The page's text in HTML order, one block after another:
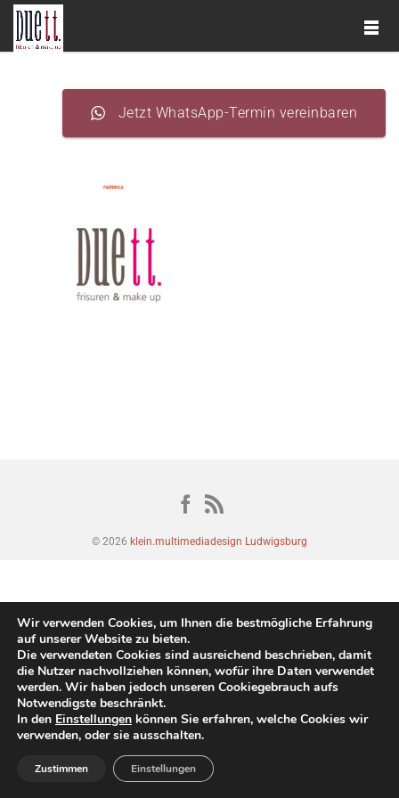
© 2026 klein.multimediadesign Ludwigsburg
Wir verwenden Cookies, um Ihnen die bestmögliche Erfahrung
auf unserer Website zu bieten.
Die verwendeten Cookies sind ausreichend beschrieben, damit
die Nutzer nachvollziehen können, wofür ihre Daten verwendet
werden. Wir haben jedoch unseren Cookiegebrauch aufs
Notwendigste beschränkt.
In den Einstellungen können Sie erfahren, welche Cookies wir
verwenden, oder sie ausschalten.
Zustimmen Einstellungen
Jetzt WhatsApp-Termin vereinbaren